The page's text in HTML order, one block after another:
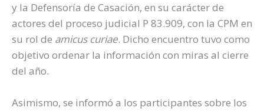
y la Defensoría de Casación, en su carácter de
actores del proceso judicial P 83.909, con la CPM en
su rol de amicus curiae. Dicho encuentro tuvo como
objetivo ordenar la información con miras al cierre
del año.
Asimismo, se informó a los participantes sobre los